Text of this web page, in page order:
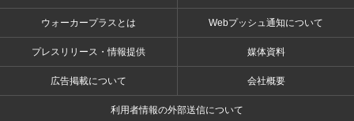
ウォーカープラスとは Webプッシュ通知について
プレスリリース・情報提供 媒体資料
広告掲載について 会社概要
利用者情報の外部送信について